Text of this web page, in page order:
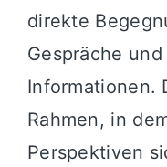
direkte
Gespräche
Informationen.
Rahmen, in
Perspektiven